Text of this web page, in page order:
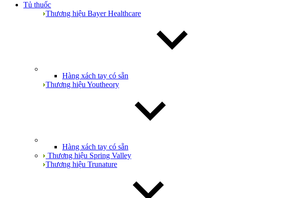
Tủ thuốc
Thương hiệu Bayer Healthcare
Hàng xách tay có sẵn
Thương hiệu Youtheory
Hàng xách tay có sẵn
Thương hiệu Spring Valley
Thương hiệu Trunature